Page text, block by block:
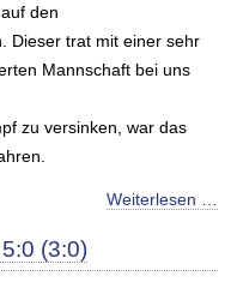
den
Dieser trat mit einer sehr
Mannschaft bei uns
zu versinken, war das
Weiterlesen …
(3:0)